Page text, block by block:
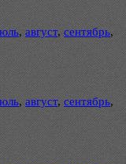
, август, сентябрь,
, август, сентябрь,